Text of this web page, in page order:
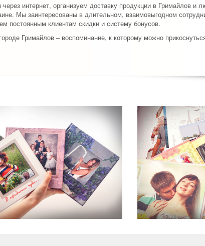
интернет, организуем доставку продукции в Гримайлов и
Мы заинтересованы в длительном, взаимовыгодном
постоянным клиентам скидки и систему бонусов.
Гримайлов – воспоминание, к которому можно